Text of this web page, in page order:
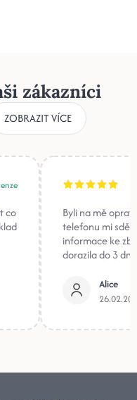
zákazníci
ZOBRAZIT VÍCE
co
Byli na mě
telefonu mi
informace ke
dorazila do 3
Alice